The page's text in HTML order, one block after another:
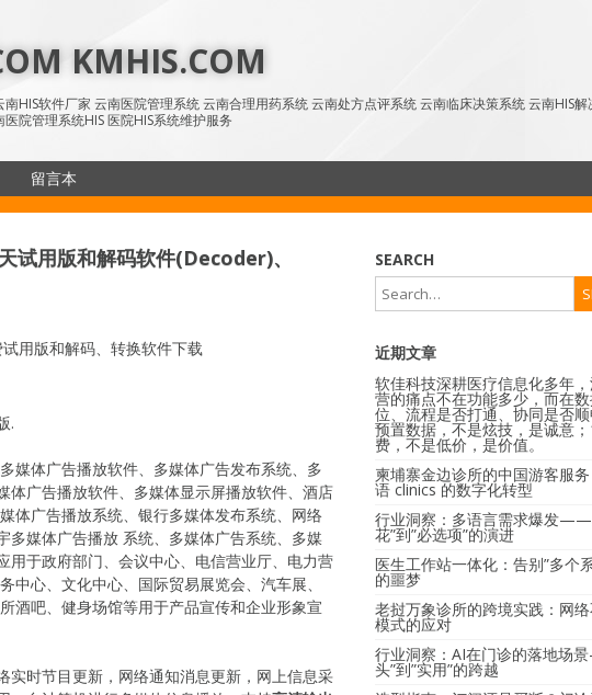
KMHIS.COM
HIS软件厂家 云南医院管理系统 云南合理用药系统 云南处方点评系统 云南临床决策系统 云南HIS
院管理系统HIS 医院HIS系统维护服务
留言本
试用版和解码软件(Decoder)、
用版和解码、转换软件下载
.
媒体广告播放软件、多媒体广告发布系统、多
广告播放软件、多媒体显示屏播放软件、酒店
体广告播放系统、银行多媒体发布系统、网络
多媒体广告播放 系统、多媒体广告系统、多媒
于政府部门、会议中心、电信营业厅、电力营
心、文化中心、国际贸易展览会、汽车展、
酒吧、健身场馆等用于产品宣传和企业形象宣
时节目更新，网络通知消息更新，网上信息采
SEARCH
近期文章
软佳科技深耕医疗信息化多年
营的痛点不在功能多少，而在
位、流程是否打通、协同是否
预置数据，不是炫技，是诚意
费，不是低价，是价值。
柬埔寨金边诊所的中国游客服
语 clinics 的数字化转型
行业洞察：多语言需求爆发——
花”到”必选项”的演进
医生工作站一体化：告别”多个
的噩梦
老挝万象诊所的跨境实践：网
模式的应对
行业洞察：AI在门诊的落地场
头”到”实用”的跨越